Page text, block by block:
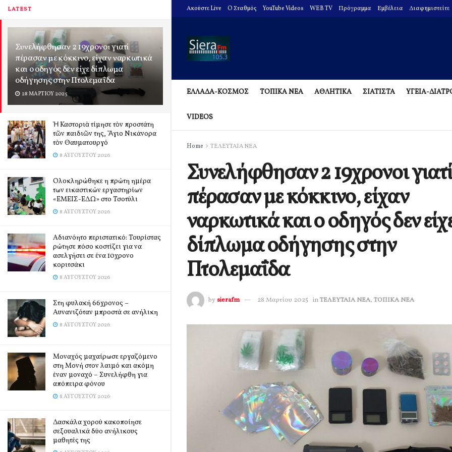
LATEST
Συνελήφθησαν 2 19χρονοι γιατί
πέρασαν με κόκκινο, είχαν ναρκωτικά
και ο οδηγός δεν είχε δίπλωμα
οδήγησης στην Πτολεμαΐδα
28 ΜΑΡΤΊΟΥ 2025
Ἡ Καστοριὰ τίμησε τὸν προστάτη
τῶν παιδιῶν της, Ἅγιο Νικάνορα
τὸν Θαυματουργό
8 ΑΥΓΟΎΣΤΟΥ 2026
Ολοκληρώθηκε η πρώτη ημέρα
των εικαστικών εργαστηρίων
«ΕΜΕΙΣ-ΕΔΩ» στο Τσοτύλι
8 ΑΥΓΟΎΣΤΟΥ 2026
Αδιανόητο περιστατικό: Τουρίστας
ρώτησε πόσο κοστίζει για να
ασελγήσει σε ένα 10χρονο
κοριτσάκι
8 ΑΥΓΟΎΣΤΟΥ 2026
Στη φυλακή 66χρονος –
Αυνανιζόταν μπροστά σε ανήλικη
8 ΑΥΓΟΎΣΤΟΥ 2026
Μοναχός μαχαίρωσε εργαζόμενο
στη Μονή στον λαιμό και ακόμη
έναν μοναχό – Συνελήφθη για
απόπειρα φόνου
8 ΑΥΓΟΎΣΤΟΥ 2026
Δασκάλα χορού κακοποίησε
σεξουαλικά δύο ανήλικους
μαθητές της
Ακούστε Live O Σταθμός YouTube Videos WEB TV Πρόγραμμα Εμβέλεια Διαφημιστείτε
ΕΛΛΑΔΑ-ΚΟΣΜΟΣ ΤΟΠΙΚΑ ΝΕΑ ΑΘΛΗΤΙΚΑ ΣΙΑΤΙΣΤΑ ΥΓΕΙΑ-
VIDEOS
Home ΤΕΛΕΥΤΑΙΑ ΝΕΑ
Συνελήφθησαν 2 19χρονοι γιατί
πέρασαν με κόκκινο, είχαν
ναρκωτικά και ο οδηγός δεν
δίπλωμα οδήγησης στην
Πτολεμαΐδα
by sierafm 28 Μαρτίου 2025 inΤΕΛΕΥΤΑΙΑ ΝΕΑ, ΤΟΠΙΚΑ ΝΕΑ